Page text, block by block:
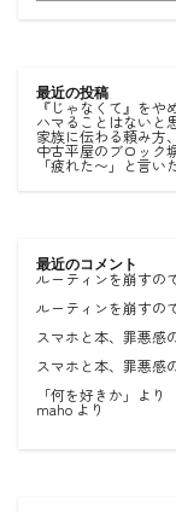
最近の投稿
『じゃなくて』をや
ハマることはないと
家族に伝わる頼み方
中古平屋のブロック
「疲れた〜」と言
最近のコメント
ルーティンを崩すの
ルーティンを崩すの
スマホと本、罪悪感
スマホと本、罪悪感
「何を好きか」よ
mahoより